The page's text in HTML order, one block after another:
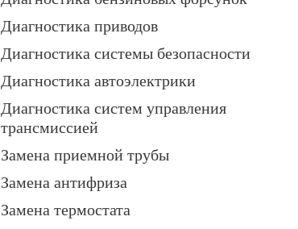
Диагностика приводов
Диагностика системы безопасности
Диагностика автоэлектрики
Диагностика систем управления
трансмиссией
Замена приемной трубы
Замена антифриза
Замена термостата